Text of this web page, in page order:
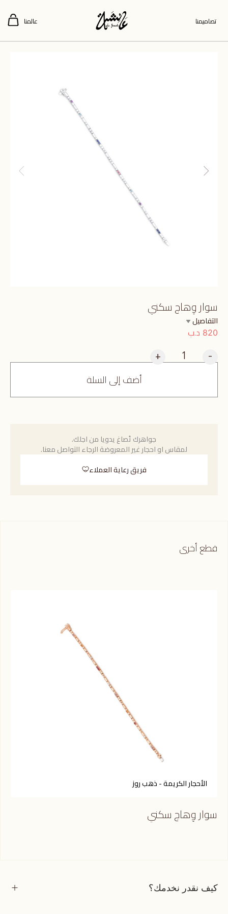
تصاميمنا عالمنا
سوار وِهاج سكني
التفاصيل
820 د.ب
-
+
أضف إلى السلة
جواهرك تُصاغ يدويا من اجلك.
لمقاس او احجار غير المعروضة الرجاء التواصل معنا.
فريق رعاية العملاء
قطع أخرى
الأحجار الكريمة - ذهب روز
سوار وِهاج سكني
كيف نقدر نخدمك؟